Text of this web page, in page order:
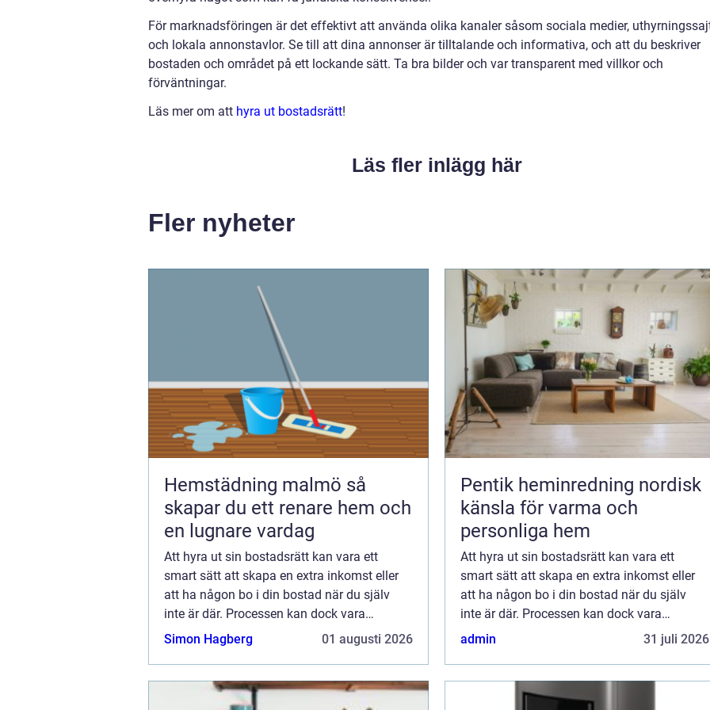
För marknadsföringen är det effektivt att använda olika kanaler såsom sociala medier,
och lokala annonstavlor. Se till att dina annonser är tilltalande och informativa, och att du beskriver
bostaden och området på ett lockande sätt. Ta bra bilder och var transparent med villkor och
förväntningar.
Läs mer om att hyra ut bostadsrätt!
Läs fler inlägg här
Fler nyheter
Hemstädning malmö så
skapar du ett renare hem och
en lugnare vardag
Att hyra ut sin bostadsrätt kan vara ett
smart sätt att skapa en extra inkomst eller
att ha någon bo i din bostad när du själv
inte är där. Processen kan dock vara
komplex, med en rad juridiska och praktiska
Simon Hagberg 01 augusti 2026
Pentik heminredning nordisk
känsla för varma och
personliga hem
Att hyra ut sin bostadsrätt kan vara ett
smart sätt att skapa en extra inkomst eller
att ha någon bo i din bostad när du själv
inte är där. Processen kan dock vara
komplex, med en rad juridiska och praktiska
admin 31 juli 2026